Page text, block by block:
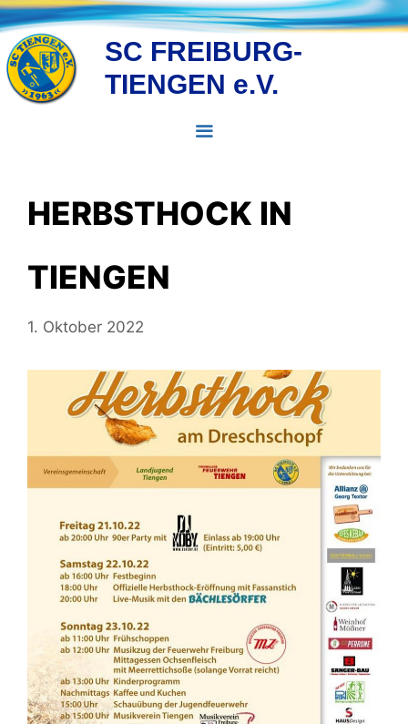
Zum
Inhalt
springen
SC FREIBURG-
TIENGEN e.V.
HERBSTHOCK IN
TIENGEN
1. Oktober 2022